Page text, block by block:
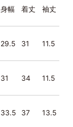
身幅 着丈 袖丈
29.5 31 11.5
31 34 11.5
33.5 37 13.5